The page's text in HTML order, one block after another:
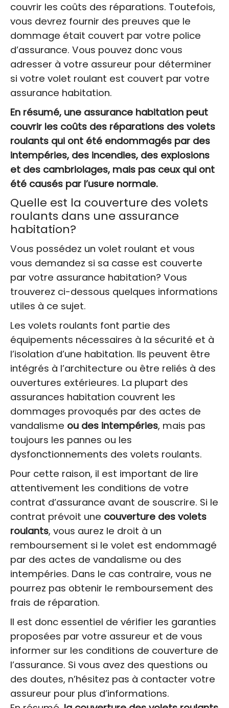
couvrir les coûts des réparations. Toutefois,
vous devrez fournir des preuves que le
dommage était couvert par votre police
d’assurance. Vous pouvez donc vous
adresser à votre assureur pour déterminer
si votre volet roulant est couvert par votre
assurance habitation.
En résumé, une assurance habitation peut
couvrir les coûts des réparations des volets
roulants qui ont été endommagés par des
intempéries, des incendies, des explosions
et des cambriolages, mais pas ceux qui ont
été causés par l’usure normale.
Quelle est la couverture des volets
roulants dans une assurance
habitation?
Vous possédez un volet roulant et vous
vous demandez si sa casse est couverte
par votre assurance habitation? Vous
trouverez ci-dessous quelques informations
utiles à ce sujet.
Les volets roulants font partie des
équipements nécessaires à la sécurité et à
l’isolation d’une habitation. Ils peuvent être
intégrés à l’architecture ou être reliés à des
ouvertures extérieures. La plupart des
assurances habitation couvrent les
dommages provoqués par des actes de
vandalisme ou des intempéries, mais pas
toujours les pannes ou les
dysfonctionnements des volets roulants.
Pour cette raison, il est important de lire
attentivement les conditions de votre
contrat d’assurance avant de souscrire. Si le
contrat prévoit une couverture des volets
roulants, vous aurez le droit à un
remboursement si le volet est endommagé
par des actes de vandalisme ou des
intempéries. Dans le cas contraire, vous ne
pourrez pas obtenir le remboursement des
frais de réparation.
Il est donc essentiel de vérifier les garanties
proposées par votre assureur et de vous
informer sur les conditions de couverture de
l’assurance. Si vous avez des questions ou
des doutes, n’hésitez pas à contacter votre
assureur pour plus d’informations.